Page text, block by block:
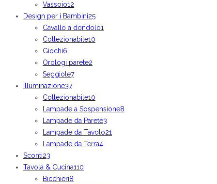
Vassoio12
Design per i Bambini25
Cavallo a dondolo1
Collezionabile10
Giochi6
Orologi parete2
Seggiole7
Illuminazione37
Collezionabile10
Lampade a Sospensione8
Lampade da Parete3
Lampade da Tavolo21
Lampade da Terra4
Sconti23
Tavola & Cucina110
Bicchieri8